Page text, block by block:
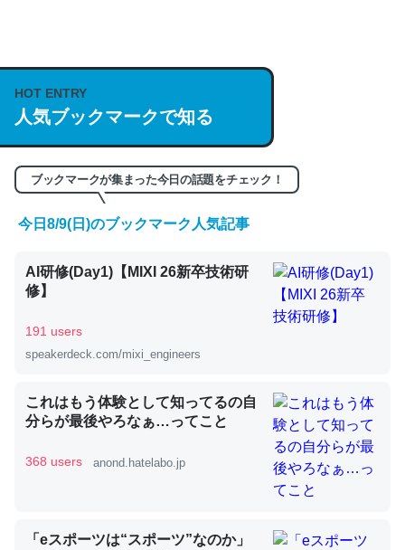
説してる記事が少ないので貴重な良記事。/続編来た
https://isobe324649.hatenablog.com/entry/2023/03/27
/064121
─GPTの仕組みと限界についての考察（１） - conceptualization
くらい。小説でいう「ずっと前の伏線」は回収されないけ
ど、短期記憶というには多い分量。進化すればするほど分
かりやすく強くなりそう
─GPTの仕組みと限界についての考察（１） - conceptualization
昆虫ってカルシウム少ないのか。知らんかった。調べたら
コオロギのカルシウム分はエビの600分の1程度。
HOT ENTRY
人気ブックマークで知る
ブックマークが集まった今日の話題をチェック！
今日8/9(日)のブックマーク人気記事
AI研修(Day1)【MIXI 26新卒技術研
修】
191 users
speakerdeck.com/mixi_engineers
これはもう体験として知ってるの自
分らが最後やろなぁ…ってこと
368 users anond.hatelabo.jp
「eスポーツは“スポーツ”なのか」